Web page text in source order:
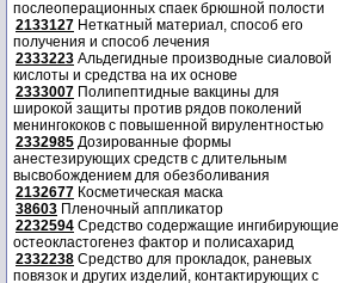
послеоперационных спаек брюшной полости
2133127 Неткатный материал, способ его
получения и способ лечения
2333223 Альдегидные производные сиаловой
кислоты и средства на их основе
2333007 Полипептидные вакцины для
широкой защиты против рядов поколений
менингококов с повышенной вирулентностью
2332985 Дозированные формы
анестезирующих средств с длительным
высвобождением для обезболивания
2132677 Косметическая маска
38603 Пленочный аппликатор
2232594 Средство содержащие ингибирующие
остеокластогенез фактор и полисахарид
2332238 Средство для прокладок, раневых
повязок и других изделий, контактирующих с